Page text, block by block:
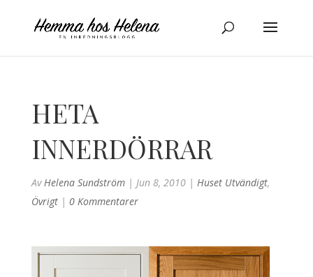
HETA
INNERDÖRRAR
AvHelena Sundström| Jun 8, 2010| Huset Utvändigt,
Övrigt| 0 Kommentarer